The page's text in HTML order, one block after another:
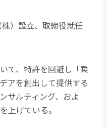
）設立、取締役就任
て、特許を回避し「乗
アを創出して提供する
サルティング、およ
上げている。